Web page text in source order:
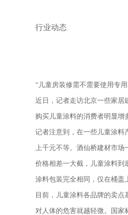
行业动态
“儿童房装修需不需要使用专
近日，记者走访北京一些家居
购买儿童涂料的消费者明显增
记者注意到，在一些儿童涂料
上千元不等。酒仙桥建材市场
价格相差一大截，儿童涂料到
涂料包装完全相同，仅在桶盖
目前，儿童涂料各品牌的卖点
对人体的危害就越轻微。国家